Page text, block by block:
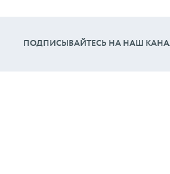
ПОДПИСЫВАЙТЕСЬ НА НАШ